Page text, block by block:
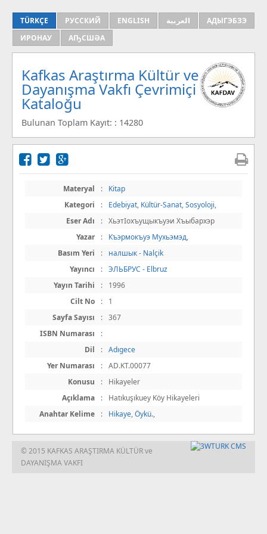
TÜRKÇE РУССКИЙ ENGLISH العربية
АДЫГЭБЗЭ
ИРОНАУ
АҦСШӘА
Kafkas Araştırma Kültür ve
Dayanışma Vakfı Çevrimiçi
Kataloğu
Bulunan Toplam Kayıt: : 14280
Materyal :
Kitap
Kategori
: Edebiyat, Kültür-Sanat,Sosyoloji,
Eser Adı
: ХьэтIохъущыкъуэи Хъыбархэр
Yazar
: Къэрмокъуэ Мухьэмэд,
Basım Yeri
:
налшык - Nalçik
Yayıncı
: ЭЛЬБРУС - Elbruz
Yayın Tarihi
:
1996
Cilt No
:
1
Sayfa Sayısı
: 367
ISBN Numarası
:
Dil
: Adıgece
Yer Numarası
: АD.KT.00077
Konusu
:
Hikayeler
Açıklama
:
Hatıkuşıkuey Köy Hikayeleri
Anahtar Kelime
: Hikaye,Öykü.,
© 2015 KAFKAS ARAŞTIRMA KÜLTÜR ve
DAYANIŞMA VAKFI